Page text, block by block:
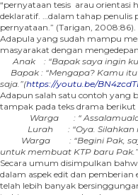
“pernyataan tesis arau orientasi
deklaratif. …dalam tahap penulis
pernyataan.” (Tarigan, 2008:86).
Adapula yang sudah mampu
masyarakat dengan
Anak : “Bapak saya ingin
Bapak : “Mengapa? Kamu
saja.”(https://youtu.be/
Adapun salah satu contoh yang
tampak pada teks drama berikut
Warga : “
Lurah : “Oya. Silahkan
Warga : “Begini Pak,
untuk membuat KTP baru
Secara umum disimpulkan
dalam aspek edit dan pemberian
telah lebih banyak